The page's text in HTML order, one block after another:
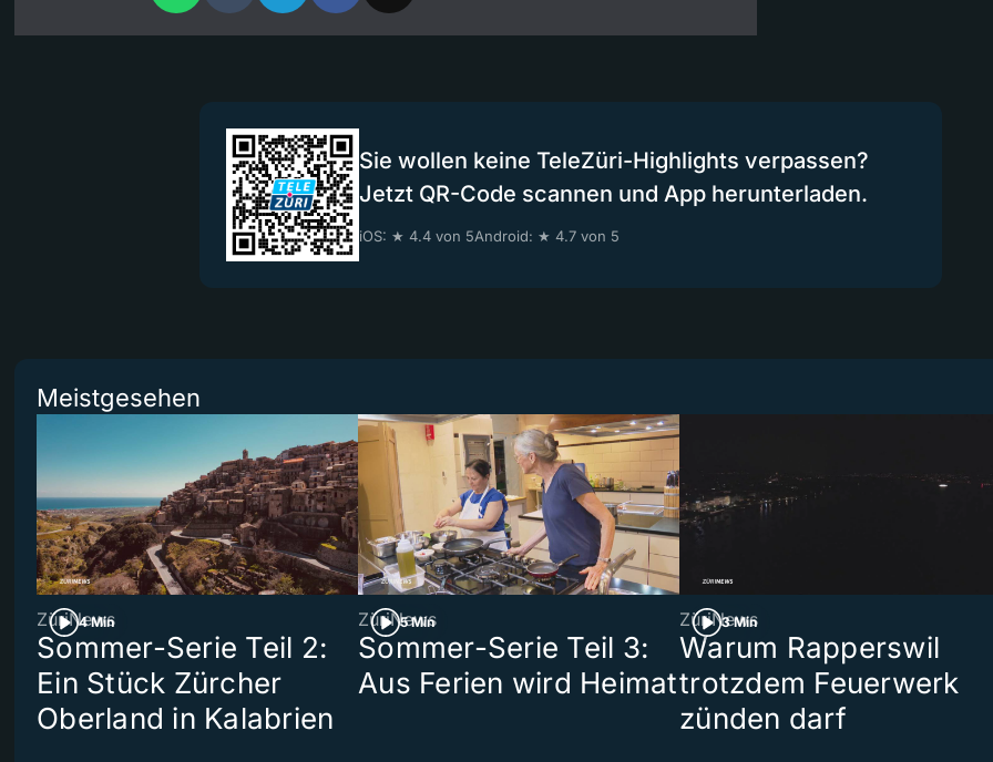
Sie wollen keine TeleZüri-Highlights verpassen?
Jetzt QR-Code scannen und App herunterladen.
iOS: ★ 4.4 von 5Android: ★ 4.7 von 5
Meistgesehen
4 Min
ZüriNews
Sommer-Serie Teil 2:
Ein Stück Zürcher
Oberland in Kalabrien
5 Min
ZüriNews
Sommer-Serie Teil 3:
Aus Ferien wird Heimat
3 Min
ZüriNews
Warum Rapperswil
trotzdem Feuerwerk
zünden darf